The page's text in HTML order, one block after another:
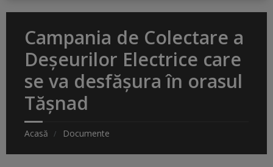
Campania de Colectare a
Deșeurilor Electrice care
se va desfășura în orasul
Tășnad
Acasă Documente